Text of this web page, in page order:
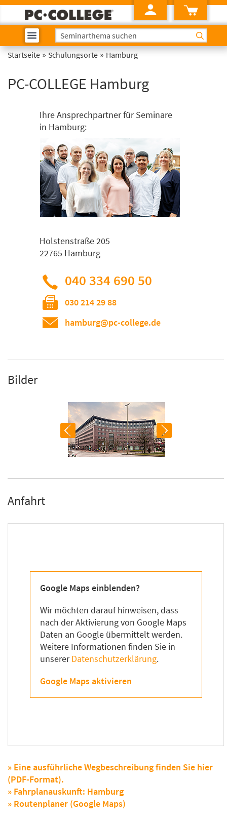
Startseite » Schulungsorte » Hamburg
PC-COLLEGE Hamburg
Ihre Ansprechpartner für Seminare
in Hamburg:
Holstenstraße 205
22765 Hamburg
040 334 690 50
030 214 29 88
hamburg@pc-college.de
Bilder
Anfahrt
Google Maps einblenden?
Wir möchten darauf hinweisen, dass
nach der Aktivierung von Google Maps
Daten an Google übermittelt werden.
Weitere Informationen finden Sie in
unsererDatenschutzerklärung.
Google Maps aktivieren
» Eine ausführliche Wegbeschreibung finden Sie hier
(PDF-Format).
» Fahrplanauskunft: Hamburg
» Routenplaner (Google Maps)